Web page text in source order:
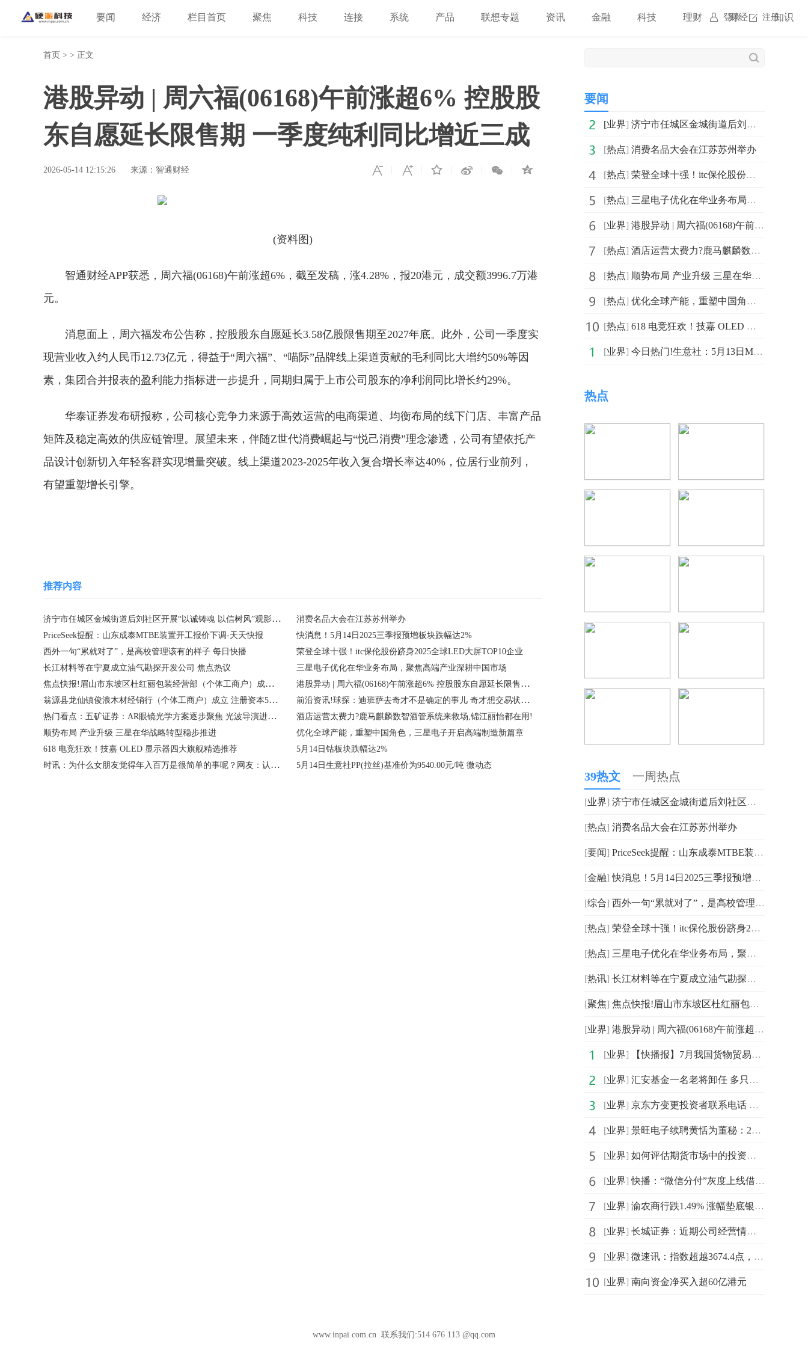
登录 注册
要闻 经济 栏目首页 聚焦 科技 连接 系统 产品 联想专题 资讯 金融 科技 理财 财经 知识
首页 > > 正文
港股异动 | 周六福(06168)午前涨超6% 控股股
东自愿延长限售期 一季度纯利同比增近三成
2026-05-14 12:15:26 来源：智通财经
(资料图)
智通财经APP获悉，周六福(06168)午前涨超6%，截至发稿，涨4.28%，报20港元，成交额3996.7万港
元。
消息面上，周六福发布公告称，控股股东自愿延长3.58亿股限售期至2027年底。此外，公司一季度实
现营业收入约人民币12.73亿元，得益于“周六福”、“喵际”品牌线上渠道贡献的毛利同比大增约50%等因
素，集团合并报表的盈利能力指标进一步提升，同期归属于上市公司股东的净利润同比增长约29%。
华泰证券发布研报称，公司核心竞争力来源于高效运营的电商渠道、均衡布局的线下门店、丰富产品
矩阵及稳定高效的供应链管理。展望未来，伴随Z世代消费崛起与“悦己消费”理念渗透，公司有望依托产
品设计创新切入年轻客群实现增量突破。线上渠道2023-2025年收入复合增长率达40%，位居行业前列，
有望重塑增长引擎。
推荐内容
济宁市任城区金城街道后刘社区开展“以诚铸魂 以信树风”观影活动_焦点关注
消费名品大会在江苏苏州举办
PriceSeek提醒：山东成泰MTBE装置开工报价下调-天天快报
快消息！5月14日2025三季报预增板块跌幅达2%
西外一句“累就对了”，是高校管理该有的样子 每日快播
荣登全球十强！itc保伦股份跻身2025全球LED大屏TOP10企业
长江材料等在宁夏成立油气勘探开发公司 焦点热议
三星电子优化在华业务布局，聚焦高端产业深耕中国市场
焦点快报!眉山市东坡区杜红丽包装经营部（个体工商户）成立 注册资本6万人民币
港股异动 | 周六福(06168)午前涨超6% 控股股东自愿延长限售期 一季度纯利同比增近三成
翁源县龙仙镇俊浪木材经销行（个体工商户）成立 注册资本5万人民币
前沿资讯!球探：迪班萨去奇才不是确定的事儿 奇才想交易状元签？
热门看点：五矿证券：AR眼镜光学方案逐步聚焦 光波导演进、材料革新与微显示升级
酒店运营太费力?鹿马麒麟数智酒管系统来救场,锦江丽怡都在用!
顺势布局 产业升级 三星在华战略转型稳步推进
优化全球产能，重塑中国角色，三星电子开启高端制造新篇章
618 电竞狂欢！技嘉 OLED 显示器四大旗舰精选推荐
5月14日钴板块跌幅达2%
时讯：为什么女朋友觉得年入百万是很简单的事呢？网友：认知不够 5月14日生意社PP(拉丝)基准价为9540.00元/吨 微动态
要闻
[业界] 济宁市任城区金城街道后刘社区开展“以诚铸魂 以信树风”观影活动_焦点关注
[热点] 消费名品大会在江苏苏州举办
[热点] 荣登全球十强！itc保伦股份跻身2025全球LED大屏TOP10企业
[热点] 三星电子优化在华业务布局，聚焦高端产业深耕中国市场
[业界] 港股异动 | 周六福(06168)午前涨超6% 控股股东自愿延长限售期 一季度纯利同比增近三成
[热点] 酒店运营太费力?鹿马麒麟数智酒管系统来救场,锦江丽怡都在用!
[热点] 顺势布局 产业升级 三星在华战略转型稳步推进
[热点] 优化全球产能，重塑中国角色，三星电子开启高端制造新篇章
[热点] 618 电竞狂欢！技嘉 OLED 显示器四大旗舰精选推荐
[业界] 今日热门!生意社：5月13日MB钴报价
热点
39热文 一周热点
[业界] 济宁市任城区金城街道后刘社区开展“以诚铸魂 以信树风”观影活动_焦点关注
[热点] 消费名品大会在江苏苏州举办
[要闻] PriceSeek提醒：山东成泰MTBE装置开工报价下调-天天快报
[金融]快消息！5月14日2025三季报预增板块跌幅达2%
[综合] 西外一句“累就对了”，是高校管理该有的样子 每日快播
[热点] 荣登全球十强！itc保伦股份跻身2025全球LED大屏TOP10企业
[热点] 三星电子优化在华业务布局，聚焦高端产业深耕中国市场
[热讯] 长江材料等在宁夏成立油气勘探开发公司 焦点热议
[聚焦] 焦点快报!眉山市东坡区杜红丽包装经营部（个体工商户）成立 注册资本6万人民币
[业界] 港股异动 | 周六福(06168)午前涨超6% 控股股东自愿延长限售期 一季度纯利同比增近三成
[业界] 【快播报】7月我国货物贸易进出口同比增长6.7% 增速创年内新高
[业界] 汇安基金一名老将卸任 多只产品任职回报不佳|焦点滚动
[业界] 京东方变更投资者联系电话 每日动态
[业界] 景旺电子续聘黄恬为董秘：2024年薪酬155万 今年一季度公司净利增长2%
[业界] 如何评估期货市场中的投资回报率？-今日热讯
[业界]快播：“微信分付”灰度上线借款功能
[业界] 渝农商行跌1.49% 涨幅垫底银行板块
[业界] 长城证券：近期公司经营情况及内外部经营环境未发生重大变化-热门看点
[业界] 微速讯：指数超越3674.4点，市场为何感受不到赚钱效应？
[业界] 南向资金净买入超60亿港元
www.inpai.com.cn 联系我们:514 676 113 @qq.com